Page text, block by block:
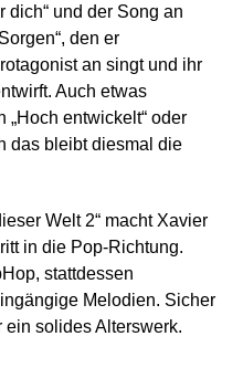
dich“ und der Song an
den er
an singt und ihr
Auch etwas
„Hoch entwickelt“ oder
das bleibt diesmal die
Welt 2“ macht Xavier
in die Pop-Richtung.
stattdessen
Melodien. Sicher
ein solides Alterswerk.